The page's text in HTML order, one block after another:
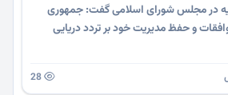
در مجلس شورای اسلامی گفت: جمهوری
و حفظ مدیریت خود بر تردد دریایی